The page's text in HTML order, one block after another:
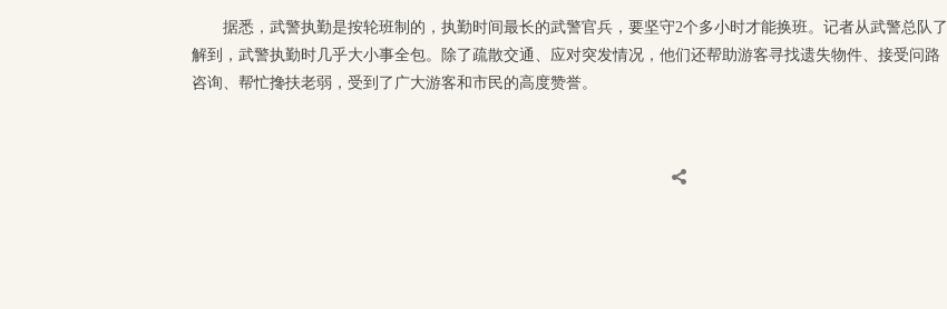
据悉，武警执勤是按轮班制的，执勤时间最长的武警官兵，要坚守2个多小时才能换班。记者从武警总队了
解到，武警执勤时几乎大小事全包。除了疏散交通、应对突发情况，他们还帮助游客寻找遗失物件、接受问路
咨询、帮忙搀扶老弱，受到了广大游客和市民的高度赞誉。